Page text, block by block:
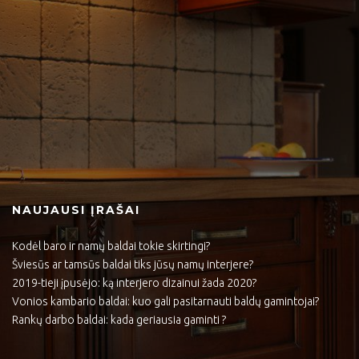
NAUJAUSI ĮRAŠAI
Kodėl baro ir namų baldai tokie skirtingi?
Šviesūs ar tamsūs baldai tiks jūsų namų interjere?
2019-tieji įpusėjo: ką interjero dizainui žada 2020?
Vonios kambario baldai: kuo gali pasitarnauti baldų gamintojai?
Rankų darbo baldai: kada geriausia gaminti ?